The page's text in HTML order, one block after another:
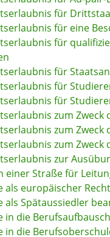
für
für eine
für
für
für
für
zum Zweck
zum Zweck
zum Zweck
zur
einer Straße für
als europäischer
als Spätaussiedler
in die
in die